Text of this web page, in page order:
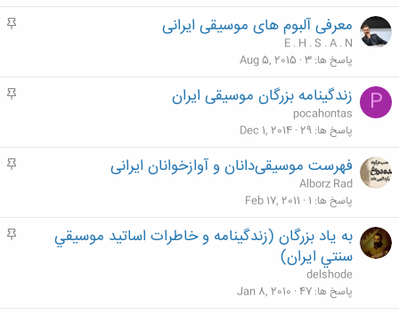
م
معرفی آلبوم های موسیقی ایرانی
E . H . S . A . N
پاسخ ها 3
Aug 5, 2015
P
م
زندگینامه بزرگان موسیقی ایران
pocahontas
پاسخ ها 29
Dec 1, 2014
م
فهرست موسیقی‌دانان و آوازخوانان ایرانی
Alborz Rad
پاسخ ها 1
Feb 17, 2011
م
به ياد بزرگان (زندگينامه و خاطرات اساتيد موسيقي
سنتي ايران)
delshode
پاسخ ها 47
Jan 8, 2010